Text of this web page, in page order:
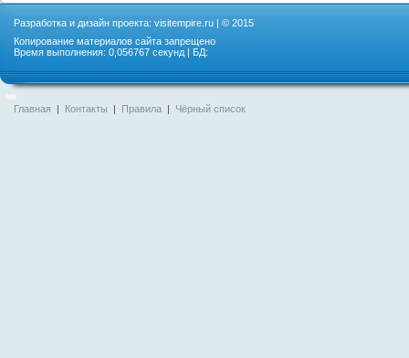
Разработка и дизайн проекта: visitempire.ru | © 2015
Копирование материалов сайта запрещено
Время выполнения: 0,056767 секунд | БД:
Главная | Контакты | Правила | Чёрный список